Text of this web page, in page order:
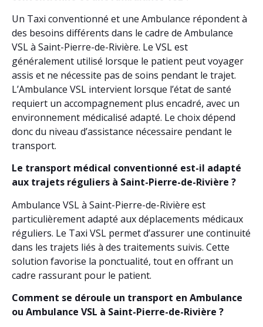
Un Taxi conventionné et une Ambulance répondent à
des besoins différents dans le cadre de Ambulance
VSL à Saint-Pierre-de-Rivière. Le VSL est
généralement utilisé lorsque le patient peut voyager
assis et ne nécessite pas de soins pendant le trajet.
L’Ambulance VSL intervient lorsque l’état de santé
requiert un accompagnement plus encadré, avec un
environnement médicalisé adapté. Le choix dépend
donc du niveau d’assistance nécessaire pendant le
transport.
Le transport médical conventionné est-il adapté
aux trajets réguliers à Saint-Pierre-de-Rivière ?
Ambulance VSL à Saint-Pierre-de-Rivière est
particulièrement adapté aux déplacements médicaux
réguliers. Le Taxi VSL permet d’assurer une continuité
dans les trajets liés à des traitements suivis. Cette
solution favorise la ponctualité, tout en offrant un
cadre rassurant pour le patient.
Comment se déroule un transport en Ambulance
ou Ambulance VSL à Saint-Pierre-de-Rivière ?